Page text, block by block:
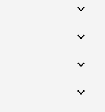
expand_more
expand_more
expand_more
expand_more